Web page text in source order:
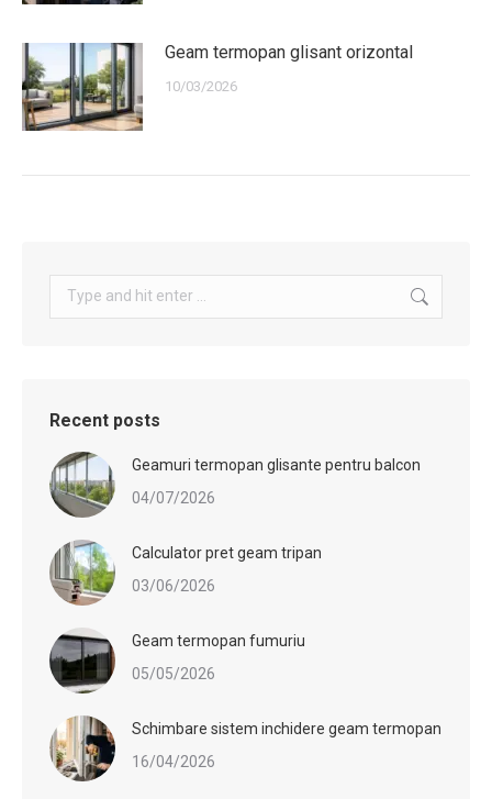
Geam termopan glisant orizontal
10/03/2026
Search:
Recent posts
Geamuri termopan glisante pentru balcon
04/07/2026
Calculator pret geam tripan
03/06/2026
Geam termopan fumuriu
05/05/2026
Schimbare sistem inchidere geam termopan
16/04/2026